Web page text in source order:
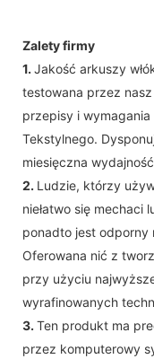
Zalety firmy
1. Jakość arkuszy
testowana przez nasz
przepisy i wymagania
Tekstylnego.
miesięczna
2. Ludzie, którzy
niełatwo się mechaci
ponadto jest odporny
Oferowana nić z
przy użyciu
wyrafinowanych
3. Ten produkt ma
przez komputerowy